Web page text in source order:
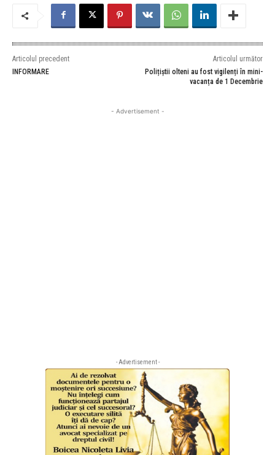
Articolul precedent
INFORMARE
Articolul următor
Polițiștii olteni au fost vigilenți în mini-
vacanța de 1 Decembrie
- Advertisement -
- Advertisement -